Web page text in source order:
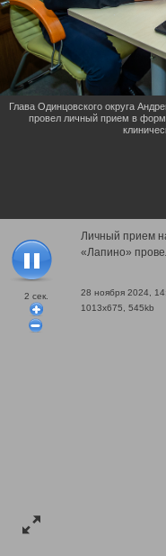
2 сек.
Личный прием
«Лапино»
28 ноября 2024,
1013x675, 545kb
Глава Одинцовского округа
провел личный прием в